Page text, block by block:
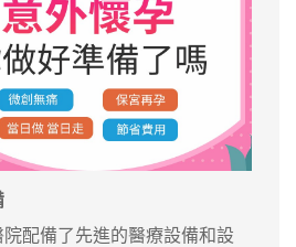
備了先進的醫療設備和設